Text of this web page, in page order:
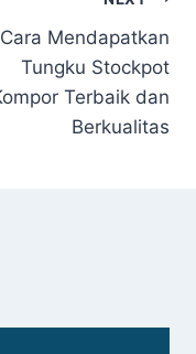
Cara Mendapatkan
Tungku Stockpot
Terbaik dan
Berkualitas